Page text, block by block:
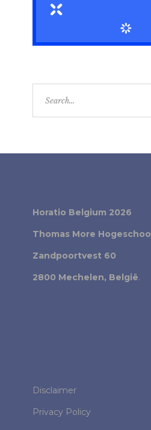
Horatio Belgium 2026
Thomas More Hogeschool
Zandpoortvest 60
2800 Mechelen, België.
Disclaimer
Privacy Policy